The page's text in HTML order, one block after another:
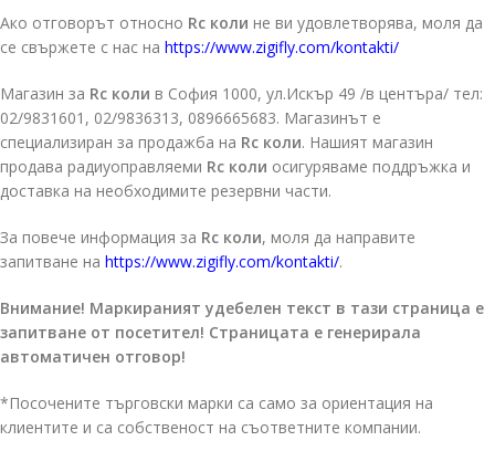
Ако отговорът относно Rc коли не ви удовлетворява, моля да
се свържете с нас на https://www.zigifly.com/kontakti/
Магазин за Rc коли в София 1000, ул.Искър 49 /в центъра/ тел:
02/9831601, 02/9836313, 0896665683. Магазинът е
специализиран за продажба на Rc коли. Нашият магазин
продава радиуоправляеми Rc коли осигуряваме поддръжка и
доставка на необходимите резервни части.
За повече информация за Rc коли, моля да направите
запитване на https://www.zigifly.com/kontakti/.
Внимание! Маркираният удебелен текст в тази страница е
запитване от посетител! Страницата е генерирала
автоматичен отговор!
*Посочените търговски марки са само за ориентация на
клиентите и са собственост на съответните компании.